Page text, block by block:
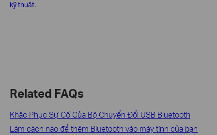
kỹ thuật.
Related FAQs
Khắc Phục Sự Cố Của Bộ Chuyển Đổi USB Bluetooth
Làm cách nào để thêm Bluetooth vào máy tính của bạn